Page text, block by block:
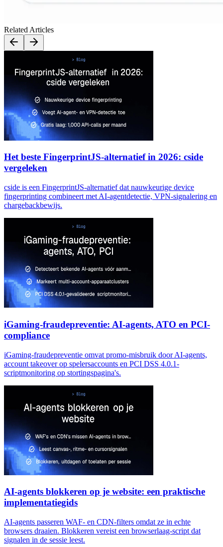
Related Articles
Het beste FingerprintJS-alternatief in 2026: cside
vergeleken
cside is een FingerprintJS-alternatief dat nauwkeurige device
fingerprinting combineert met AI-agentdetectie, VPN-signalering en
chargebackbewijs.
iGaming-fraudepreventie: AI-agents, ATO en PCI-
compliance
iGaming-fraudepreventie omvat promo-misbruik door AI-agents,
account takeover op spelersaccounts en PCI DSS 4.0.1-
scriptmonitoring op stortingspagina's.
AI-agents blokkeren op je website: een praktische
implementatiegids
AI-agents passeren WAF- en CDN-filters omdat ze in echte
browsers draaien. Blokkeren vereist een browserlaag-script dat
signalen in de sessie leest.